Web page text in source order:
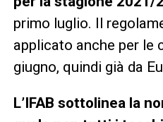
primo luglio. Il
applicato anche per le
giugno, quindi già da
L’IFAB sottolinea la